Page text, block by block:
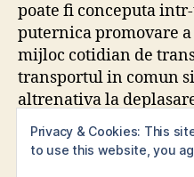
poate fi conceputa
puternica promovare
mijloc cotidian de
transportul in comun
altrenativa la
Dincolo de acest scop
ocazie de intalnire,
Privacy & Cookies: This
to use this website, you